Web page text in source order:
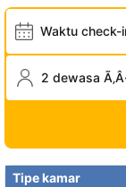
Waktu check-
2 dewasa
Tipe kamar